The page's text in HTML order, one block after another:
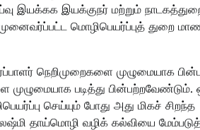
இயக்கக இயக்குநர் மற்றும்
மொழிபெயர்ப்புத் துறை
நெறிமுறைகளை முழுமையாக
படித்து பின்பற்றவேண்டும்.
செய்யும் போது அது மிகச் சிறந்த
தாய்மொழி வழிக் கல்வியை